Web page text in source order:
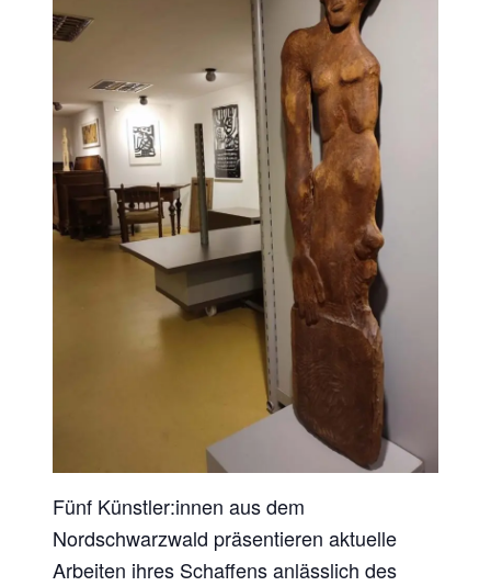
Fünf Künstler:innen aus dem
Nordschwarzwald präsentieren aktuelle
Arbeiten ihres Schaffens anlässlich des